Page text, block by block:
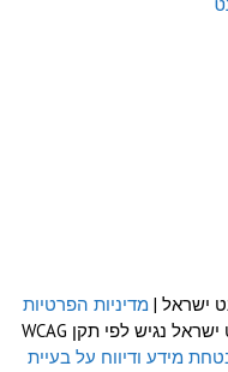
ישראל | מדיניות הפרטיות
| אתר אינטרנט ישראל נגיש לפי תקן WCAG
מידע ודיווח על בעיית